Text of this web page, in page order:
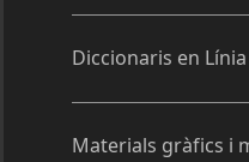
Diccionaris en Línia
Materials gràfics i